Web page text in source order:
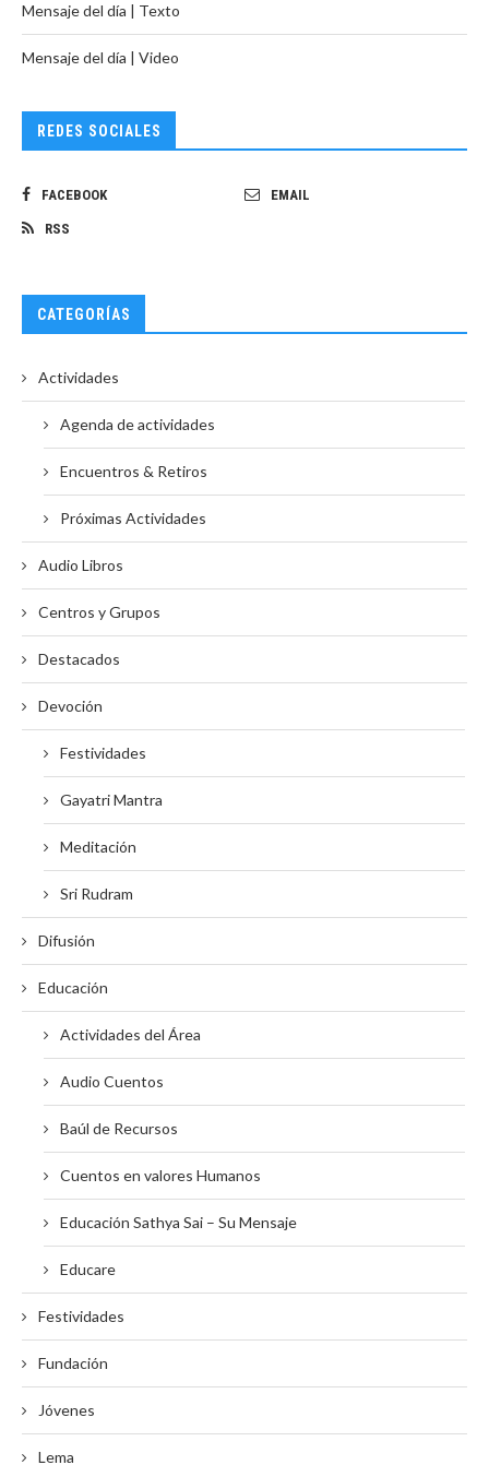
Mensaje del día | Texto
Mensaje del día | Video
REDES SOCIALES
FACEBOOK EMAIL
RSS
CATEGORÍAS
Actividades
Agenda de actividades
Encuentros & Retiros
Próximas Actividades
Audio Libros
Centros y Grupos
Destacados
Devoción
Festividades
Gayatri Mantra
Meditación
Sri Rudram
Difusión
Educación
Actividades del Área
Audio Cuentos
Baúl de Recursos
Cuentos en valores Humanos
Educación Sathya Sai – Su Mensaje
Educare
Festividades
Fundación
Jóvenes
Lema